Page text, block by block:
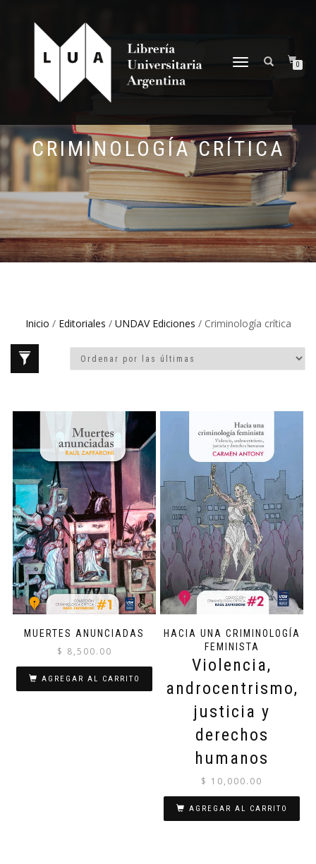
NAVEGACIÓN
0
CRIMINOLOGÍA CRÍTICA
Inicio / Editoriales / UNDAV Ediciones / Criminología crítica
MUERTES ANUNCIADAS
$ 8,500.00
AGREGAR AL CARRITO
HACIA UNA CRIMINOLOGÍA
FEMINISTA
Violencia,
androcentrismo,
justicia y
derechos
humanos
$ 10,000.00
AGREGAR AL CARRITO